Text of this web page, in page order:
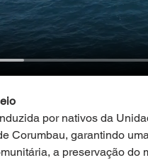
por nativos da
Corumbau, garantindo
a preservação do